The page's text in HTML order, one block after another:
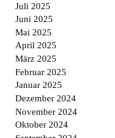
Juli 2025
Juni 2025
Mai 2025
April 2025
März 2025
Februar 2025
Januar 2025
Dezember 2024
November 2024
Oktober 2024